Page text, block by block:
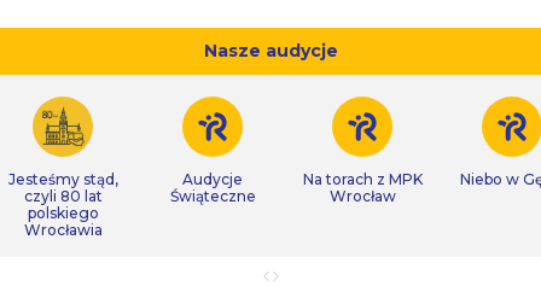
Nasze audycje
Jesteśmy stąd,
czyli 80 lat
polskiego
Wrocławia
Audycje
Świąteczne
Na torach z MPK
Wrocław
Niebo w